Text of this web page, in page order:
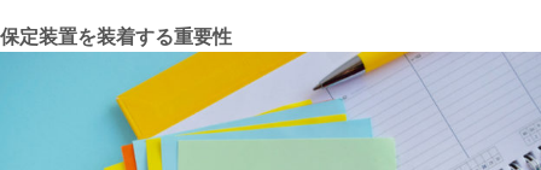
保定装置を装着する重要性